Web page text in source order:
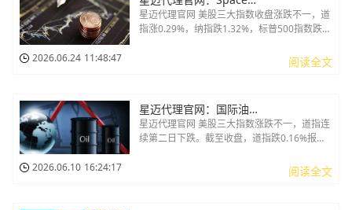
2026.06.24 11:48:47
星迈代理官网 美股三大指数收盘涨跌不一，道
指涨0.29%，纳指跌1.32%，标普500指数跌
两位关键AI人才先后离职，分别加盟Anthropic
和OpenAI；奈飞跌近6%，甲骨文跌超5%，亚
阅读全文
2026.06.10 16:24:17
星迈代理官网：国际油价小幅上涨 微软指数跌超1%
星迈代理官网 美股三大指数涨跌不一，道指连
续第二日下跌。截至收盘，道指跌0.16%报
普500指数涨0.3%报7405.73点。盘面上，大
型科技股多数下跌。苹果跌近2%，脸书、谷
阅读全文